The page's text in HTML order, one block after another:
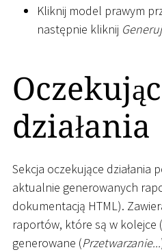
Kliknij model prawym
następnie kliknij
działania
Sekcja oczekujące działania
aktualnie generowanych
dokumentacją HTML).
raportów, które są w kolejce (
generowane (Przetwarzanie...